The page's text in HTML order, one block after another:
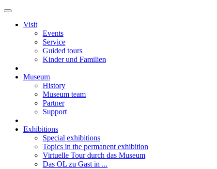
Visit
Events
Service
Guided tours
Kinder und Familien
Museum
History
Museum team
Partner
Support
Exhibitions
Special exhibitions
Topics in the permanent exhibition
Virtuelle Tour durch das Museum
Das OL zu Gast in ...